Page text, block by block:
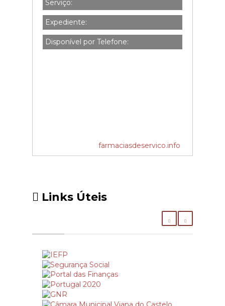
Serviço:
Expediente:
Disponível por Telefone:
farmaciasdeservico.info
Links Úteis